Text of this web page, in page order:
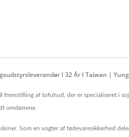
I 32 År I Taiwan |
af tofuhud, der er specialiseret i
omdømme.
Som en vogter af fødevaresikkerhed